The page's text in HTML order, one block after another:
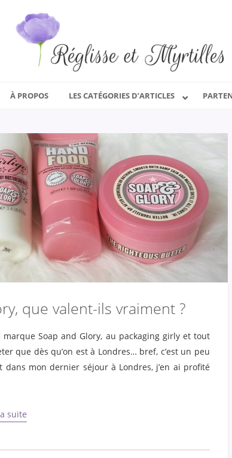
À PROPOS LES CATÉGORIES D’ARTICLES
que valent-ils vraiment ?
Soap and Glory, au packaging girly et tout
que dès qu’on est à Londres… bref, c’est un peu
mon dernier séjour à Londres, j’en ai profité
suite